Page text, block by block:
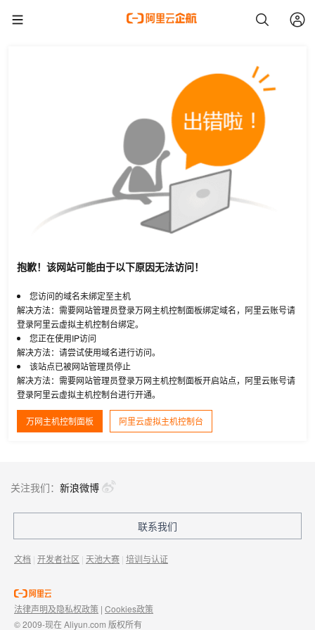
抱歉！该网站可能由于以下原因无法访问！
您访问的域名未绑定至主机
解决方法：需要网站管理员登录万网主机控制面板绑定域名，阿里云账号请
登录阿里云虚拟主机控制台绑定。
您正在使用IP访问
解决方法：请尝试使用域名进行访问。
该站点已被网站管理员停止
解决方法：需要网站管理员登录万网主机控制面板开启站点，阿里云账号请
登录阿里云虚拟主机控制台进行开通。
万网主机控制面板 阿里云虚拟主机控制台